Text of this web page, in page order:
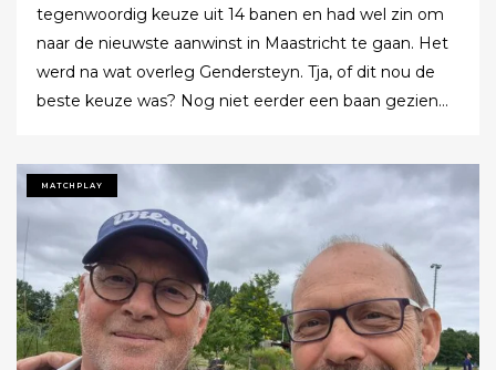
tegenwoordig keuze uit 14 banen en had wel zin om
naar de nieuwste aanwinst in Maastricht te gaan. Het
werd na wat overleg Gendersteyn. Tja, of dit nou de
beste keuze was? Nog niet eerder een baan gezien
voor meer banen? Ze hebben echt hun best gedaan
om de afslagplaatsen en de greens groen te houden
maar dat leverde weer allerlei andere problemen op (
oa drassigheid rondom en op de greens ) dus
uitdaging volop! Ik denk dat buiten ons iedereen op de
hoogte was : wij waren de enige spelers in de baan!!!
Voor we echt van start gingen nog allebei de
MATCHPLAY